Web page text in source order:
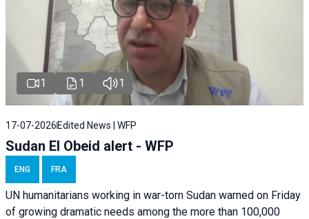
1 1 1
17-07-2026 Edited News | WFP
Sudan El Obeid alert - WFP
ENG FRA
UN humanitarians working in war-torn Sudan warned on Friday
of growing dramatic needs among the more than 100,000